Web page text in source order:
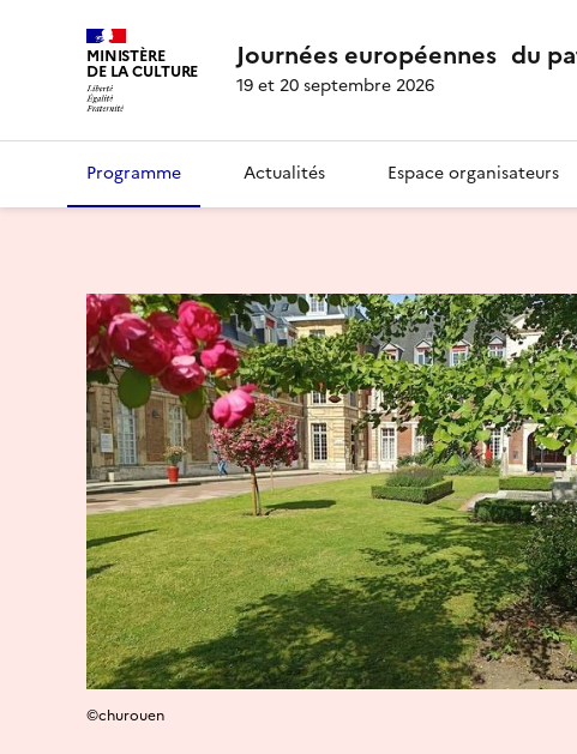
MINISTÈRE
DE LA CULTURE Journées européennes du
19 et 20 septembre 2026
Programme Actualités Espace organisateurs
©churouen